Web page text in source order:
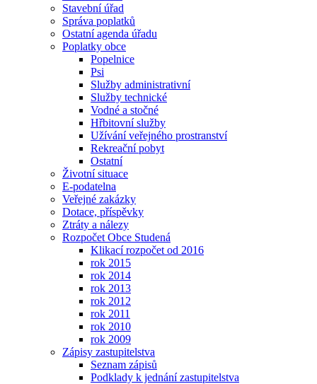
Stavební úřad
Správa poplatků
Ostatní agenda úřadu
Poplatky obce
Popelnice
Psi
Služby administrativní
Služby technické
Vodné a stočné
Hřbitovní služby
Užívání veřejného prostranství
Rekreační pobyt
Ostatní
Životní situace
E-podatelna
Veřejné zakázky
Dotace, příspěvky
Ztráty a nálezy
Rozpočet Obce Studená
Klikací rozpočet od 2016
rok 2015
rok 2014
rok 2013
rok 2012
rok 2011
rok 2010
rok 2009
Zápisy zastupitelstva
Seznam zápisů
Podklady k jednání zastupitelstva